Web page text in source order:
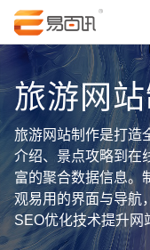
旅游网
旅游网站制作是打造
介绍、景点攻略到在
富的聚合数据信息。
观易用的界面与导航
SEO优化技术提升网
度。集成地图、天